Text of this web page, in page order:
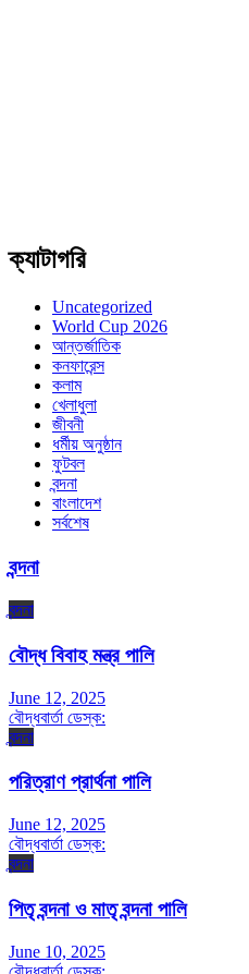
ক্যাটাগরি
Uncategorized
World Cup 2026
আন্তর্জাতিক
কনফারেন্স
কলাম
খেলাধুলা
জীবনী
ধর্মীয় অনুষ্ঠান
ফুটবল
বন্দনা
বাংলাদেশ
সর্বশেষ
বন্দনা
বন্দনা
বৌদ্ধ বিবাহ মন্ত্র পালি
June 12, 2025
বৌদ্ধবার্তা ডেস্ক:
বন্দনা
পরিত্রাণ প্রার্থনা পালি
June 12, 2025
বৌদ্ধবার্তা ডেস্ক:
বন্দনা
পিতৃ বন্দনা ও মাতৃ বন্দনা পালি
June 10, 2025